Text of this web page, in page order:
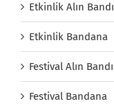
Etkinlik Alın Bandı
Etkinlik Bandana
Festival Alın Bandı
Festival Bandana